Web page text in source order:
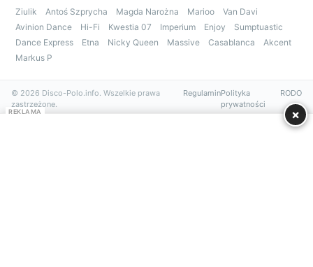
Ziulik Antoś Szprycha Magda Narożna Marioo
Van Davi
Avinion Dance
Hi-Fi Kwestia 07 Imperium Enjoy
Sumptuastic
Dance Express
Etna Nicky Queen Massive Casablanca
Akcent
Markus P
© 2026 Disco-Polo.info. Wszelkie prawa
zastrzeżone.
RegulaminPolityka
prywatności
RODO
REKLAMA ×